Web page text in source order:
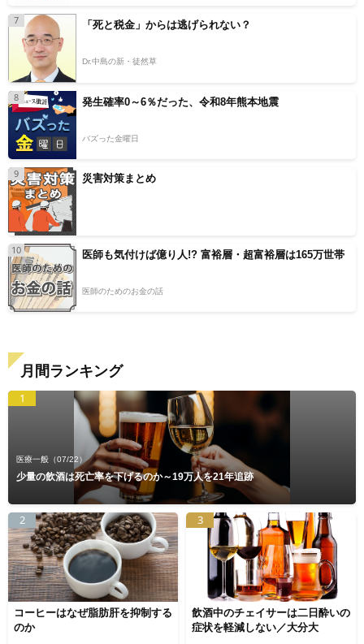
7 「死と税金」からは逃げられない？
Dr.中島の新・徒然草
8 発生確率0～6％だった、令和8年熊本地震
バズった金曜日
9 災害対策まとめ
10 医師も気付けば億り人!? 富裕層・超富裕層は165万世帯
医師のためのお金の話
月間ランキング
1
医療一般 （07/22）
少量の飲酒は死亡率を下げるのか～19万人を21年追跡
2
コーヒーはなぜ脂肪肝を抑制する
のか
3
飲酒中のチェイサーは二日酔いの
症状を軽減しない／大分大